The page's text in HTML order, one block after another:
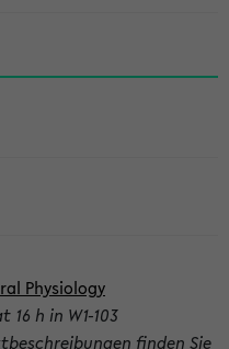
Physiology
h in W1-103
finden Sie